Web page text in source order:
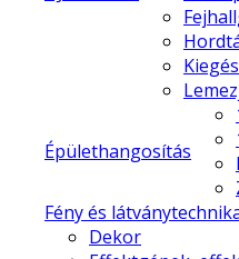
Épülethangosítás
Fény és
Dekor